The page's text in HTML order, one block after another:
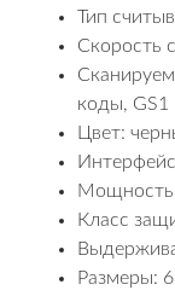
Тип
Скорость
коды, GS1
Цвет:
Класс
Размеры: